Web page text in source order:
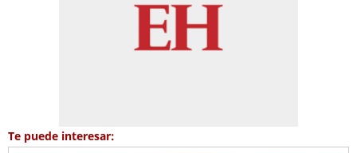
Te puede interesar: